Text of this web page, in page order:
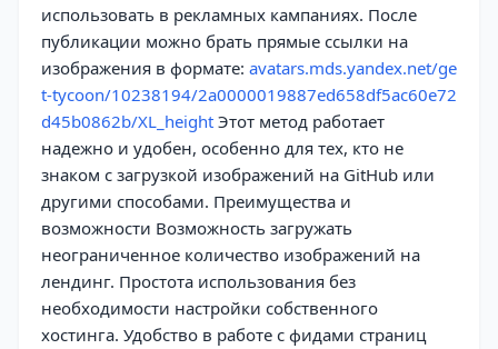
использовать в рекламных кампаниях. После
публикации можно брать прямые ссылки на
изображения в формате: avatars.mds.yandex.net/ge
t-tycoon/10238194/2a0000019887ed658df5ac60e72
d45b0862b/XL_height Этот метод работает
надежно и удобен, особенно для тех, кто не
знаком с загрузкой изображений на GitHub или
другими способами. Преимущества и
возможности Возможность загружать
неограниченное количество изображений на
лендинг. Простота использования без
необходимости настройки собственного
хостинга. Удобство в работе с фидами страниц